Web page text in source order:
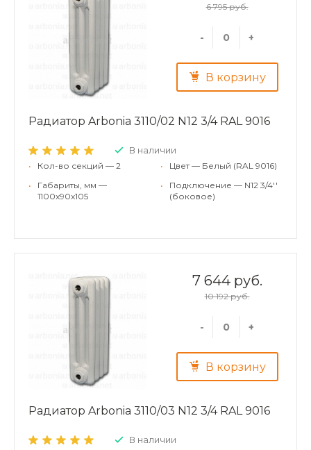
6 795 руб.
- +
В корзину
Радиатор Arbonia 3110/02 N12 3/4 RAL 9016
В наличии
•
Кол-во секций — 2
•
Габариты, мм —
1100x90x105
•
Цвет — Белый (RAL 9016)
•
Подключение — N12 3/4''
(боковое)
7 644 руб.
10 192 руб.
- +
В корзину
Радиатор Arbonia 3110/03 N12 3/4 RAL 9016
В наличии